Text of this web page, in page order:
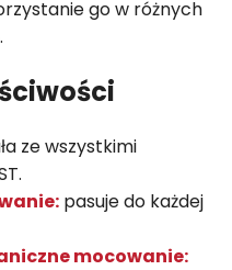
go w różnych
ze wszystkimi
pasuje do każdej
mocowanie: